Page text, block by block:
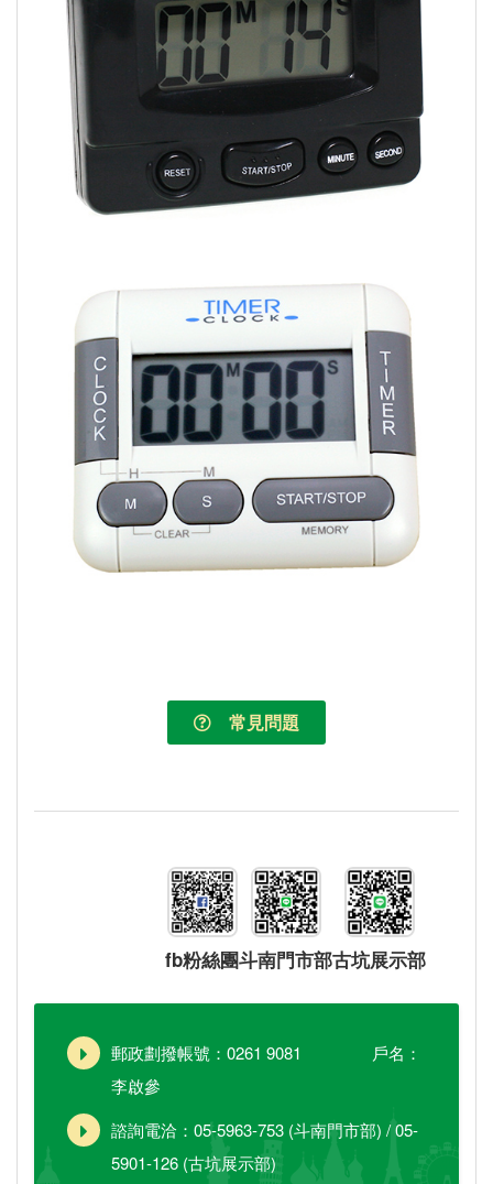
常見問題
fb粉絲團斗南門市部古坑展示部
郵政劃撥帳號：0261 9081 戶名：
李啟參
諮詢電洽：05-5963-753 (斗南門市部) / 05-
5901-126 (古坑展示部)